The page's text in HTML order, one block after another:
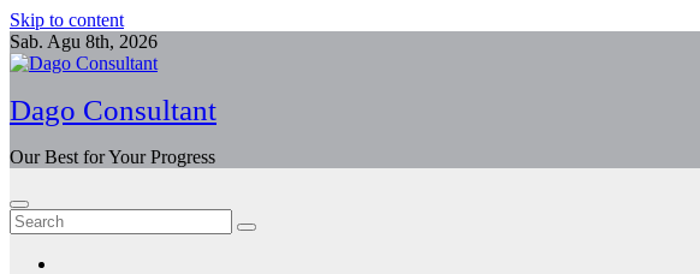
Skip to content
Sab. Agu 8th, 2026
Dago Consultant
Our Best for Your Progress